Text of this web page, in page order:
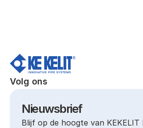
Volg ons
Nieuwsbrief
Blijf op de hoogte van KEKELIT